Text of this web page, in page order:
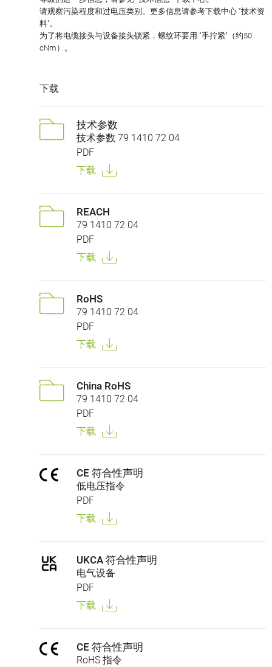
请观察污染程度和过电压类别。更多信息请参考下载中心 "技术资
料"。
为了将电缆接头与设备接头锁紧，螺纹环要用 "手拧紧"（约50
cNm）。
下载
技术参数
技术参数 79 1410 72 04
PDF
下载
REACH
79 1410 72 04
PDF
下载
RoHS
79 1410 72 04
PDF
下载
China RoHS
79 1410 72 04
PDF
下载
CE 符合性声明
低电压指令
PDF
下载
UKCA 符合性声明
电气设备
PDF
下载
CE 符合性声明
RoHS 指令